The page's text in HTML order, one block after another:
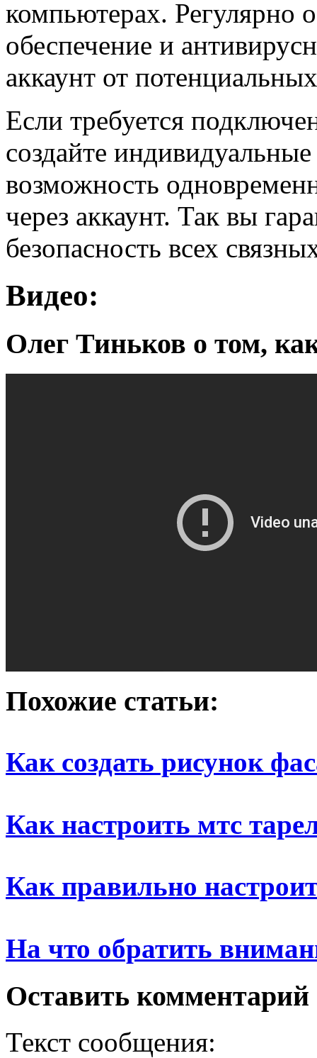
компьютерах. Регулярно
обеспечение и
аккаунт от
Если требуется
создайте
возможность
через аккаунт. Так вы
безопасность всех
Видео:
Олег Тиньков о том,
Похожие статьи:
Как создать рисунок
Как настроить мтс
Как правильно
На что обратить
Оставить комментарий
Текст сообщения: